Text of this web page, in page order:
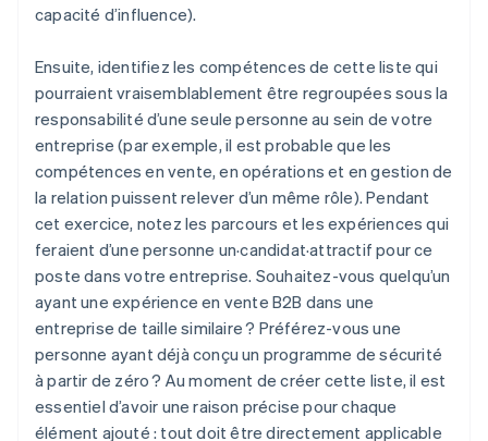
capacité d’influence).
Ensuite, identifiez les compétences de cette liste qui
pourraient vraisemblablement être regroupées sous la
responsabilité d’une seule personne au sein de votre
entreprise (par exemple, il est probable que les
compétences en vente, en opérations et en gestion de
la relation puissent relever d’un même rôle). Pendant
cet exercice, notez les parcours et les expériences qui
feraient d’une personne un·candidat·attractif pour ce
poste dans votre entreprise. Souhaitez-vous quelqu’un
ayant une expérience en vente B2B dans une
entreprise de taille similaire ? Préférez-vous une
personne ayant déjà conçu un programme de sécurité
à partir de zéro ? Au moment de créer cette liste, il est
essentiel d’avoir une raison précise pour chaque
élément ajouté : tout doit être directement applicable